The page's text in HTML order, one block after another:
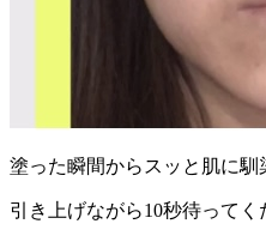
塗った瞬間からスッと肌に馴
引き上げながら10秒待ってく